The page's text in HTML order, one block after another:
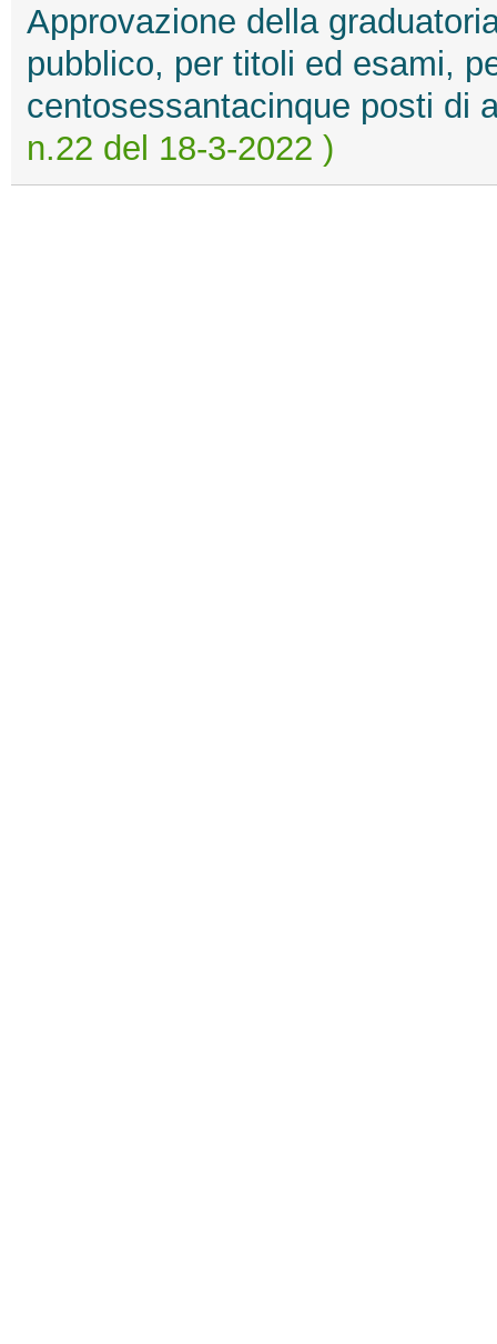
Approvazione della
pubblico, per titoli ed esami,
centosessantacinque posti di
n.22 del 18-3-2022 )